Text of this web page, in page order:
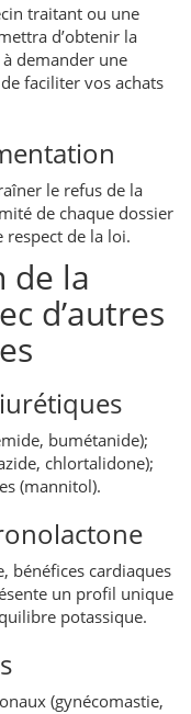
traitant ou une
d’obtenir la
demander une
faciliter vos achats
le refus de la
de chaque dossier
de la loi.
de la
d’autres
bumétanide);
chlortalidone);
(mannitol).
bénéfices cardiaques
un profil unique
potassique.
(gynécomastie,